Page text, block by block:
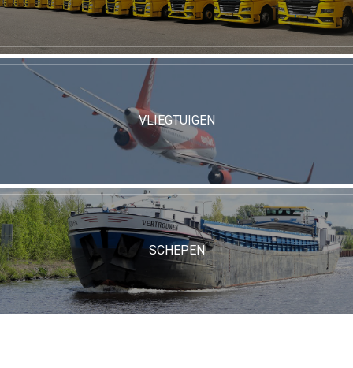
VLIEGTUIGEN
SCHEPEN